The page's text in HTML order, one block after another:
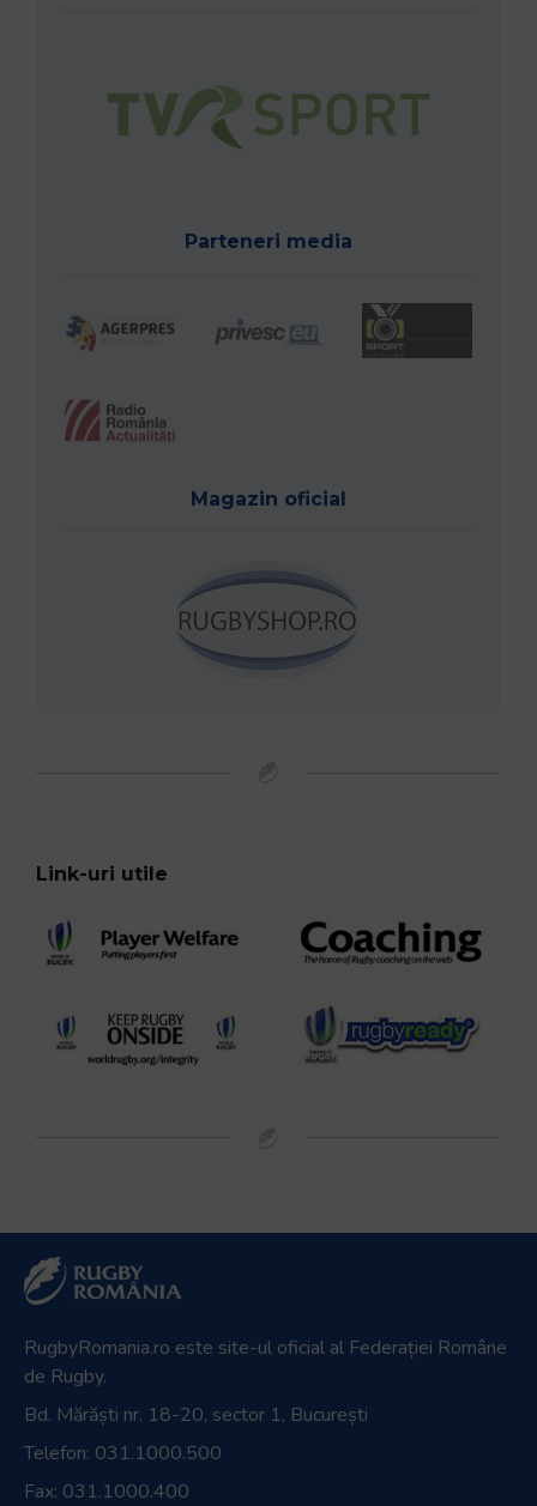
Parteneri media
Magazin oficial
Link-uri utile
RugbyRomania.ro este site-ul oficial al Federației Române
de Rugby.
Bd. Mărăști nr. 18-20, sector 1, București
Telefon: 031.1000.500
Fax: 031.1000.400